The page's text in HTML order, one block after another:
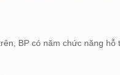
BP có năm chức năng